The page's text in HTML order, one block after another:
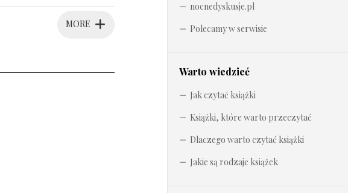
MORE
nocnedyskusje.pl
Polecamy w serwisie
Warto wiedzieć
Jak czytać książki
Książki, które warto przeczytać
Dlaczego warto czytać książki
Jakie są rodzaje książek